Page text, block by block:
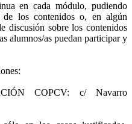
en cada módulo, pudiendo
de los contenidos o, en algún
discusión sobre los contenidos
alumnos/as puedan participar y
COPCV: c/ Navarro